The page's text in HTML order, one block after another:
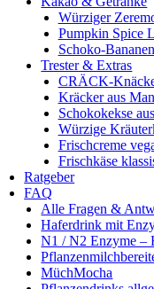
Würziger
Pumpkin Spice
Schoko-
Trester & Extras
CRÄCK-
Kräcker aus
Schokokekse
Würzige
Frischcreme
Frischkäse
Ratgeber
FAQ
Alle Fragen &
Haferdrink mit
N1 / N2 Enzyme –
MüchMocha